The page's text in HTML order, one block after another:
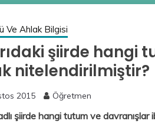
Ve Ahlak Bilgisi
şiirde hangi
nitelendirilmiştir?
2015 Öğretmen
şiirde hangi tutum ve